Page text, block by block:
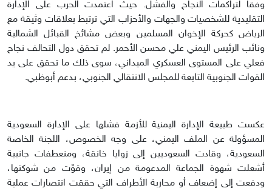
وفقا لتراكمات النجاح والفشل. حيث اعتمدت الحرب على الإدارة
التقليدية للشخصيات والجهات والأحزاب التي ترتبط بعلاقات وثيقة مع
الرياض كحركة الإخوان المسلمين وبعض مشائخ القبائل الشمالية
ونائب الرئيس اليمني علي محسن الأحمر. لم تحقق دول التحالف نجاح
فعلي على المستوى العسكري الميداني، سوى ذلك ما تحقق على يد
القوات الجنوبية التابعة للمجلس الانتقالي الجنوبي، بدعم أبوظبي.
عكست طبيعة الإدارة اليمنية للأزمة فشلها على الإدارة السعودية
المسؤولة عن الملف اليمني، على وجه الخصوص، اللجنة الخاصة
السعودية، وقادت السعوديين إلى زوايا خانقة، ومنعطفات جانبية
أشعلت شهوة الجماعة المدعومة من إيران، وقوّت من شوكتها،
ودفعت إلى إضعاف أو محاربة الأطراف التي حققت انتصارات عملية